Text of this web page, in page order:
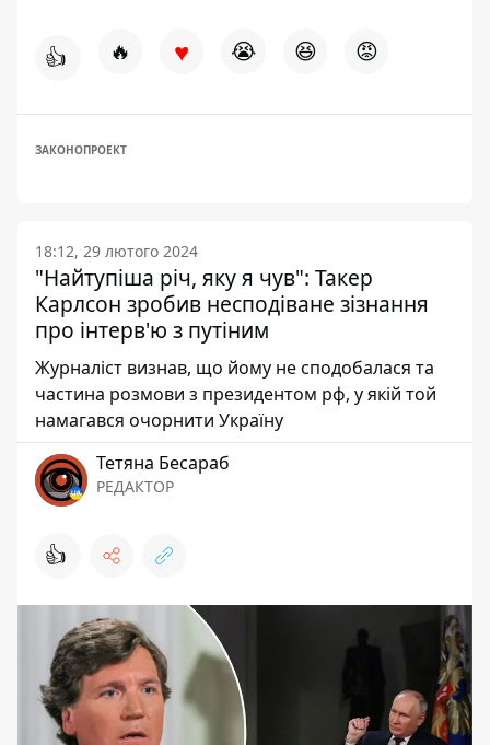
👍 🔥 ♥ 😭 😆 😡
ЗАКОНОПРОЕКТ
18:12, 29 лютого 2024
"Найтупіша річ, яку я чув": Такер
Карлсон зробив несподіване зізнання
про інтерв'ю з путіним
Журналіст визнав, що йому не сподобалася та
частина розмови з президентом рф, у якій той
намагався очорнити Україну
Тетяна Бесараб
РЕДАКТОР
👍